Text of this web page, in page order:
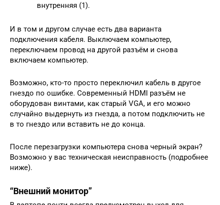
внутренняя (1).
И в том и другом случае есть два варианта
подключения кабеля. Выключаем компьютер,
переключаем провод на другой разъём и снова
включаем компьютер.
Возможно, кто-то просто переключил кабель в другое
гнездо по ошибке. Современный HDMI разъём не
оборудован винтами, как старый VGA, и его можно
случайно выдернуть из гнезда, а потом подключить не
в то гнездо или вставить не до конца.
После перезагрузки компьютера снова черный экран?
Возможно у вас техническая неисправность (подробнее
ниже).
“Внешний монитор”